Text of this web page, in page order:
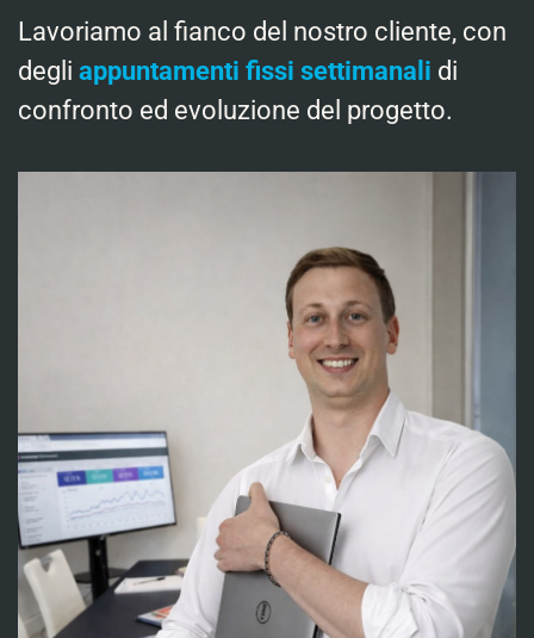
Lavoriamo al fianco del nostro cliente, con
degli appuntamenti fissi settimanali di
confronto ed evoluzione del progetto.